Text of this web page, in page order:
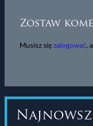
Zostaw
Musisz sięzalogować,